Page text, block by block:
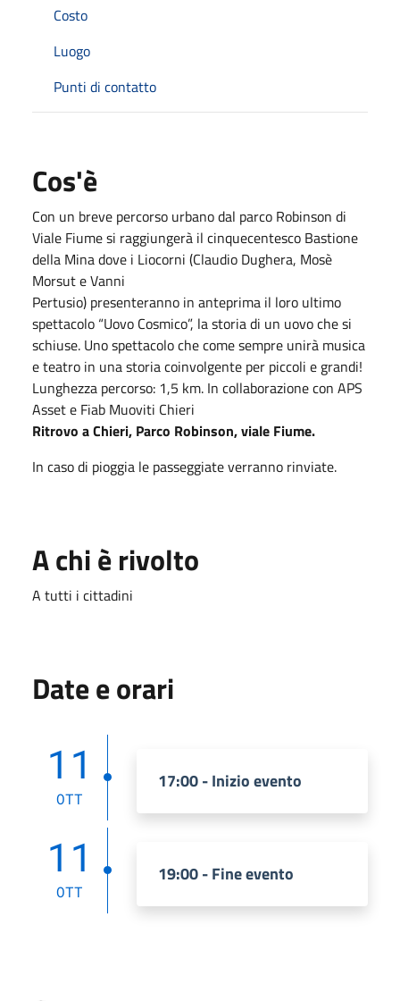
Costo
Luogo
Punti di contatto
Cos'è
Con un breve percorso urbano dal parco Robinson di
Viale Fiume si raggiungerà il cinquecentesco Bastione
della Mina dove i Liocorni (Claudio Dughera, Mosè
Morsut e Vanni
Pertusio) presenteranno in anteprima il loro ultimo
spettacolo “Uovo Cosmico”, la storia di un uovo che si
schiuse. Uno spettacolo che come sempre unirà musica
e teatro in una storia coinvolgente per piccoli e grandi!
Lunghezza percorso: 1,5 km. In collaborazione con APS
Asset e Fiab Muoviti Chieri
Ritrovo a Chieri, Parco Robinson, viale Fiume.
In caso di pioggia le passeggiate verranno rinviate.
A chi è rivolto
A tutti i cittadini
Date e orari
11
OTT
17:00 - Inizio evento
11
OTT
19:00 - Fine evento